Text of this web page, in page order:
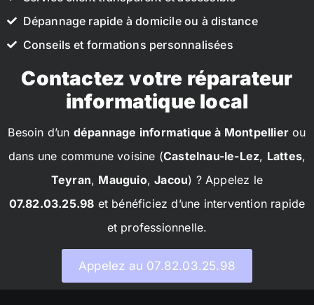
Dépannage rapide à domicile ou à distance
Conseils et formations personnalisées
Contactez votre réparateur
informatique local
Besoin d’un dépannage informatique à Montpellier ou
dans une commune voisine (Castelnau-le-Lez, Lattes,
Teyran, Mauguio,Jacou) ? Appelez le
07.82.03.25.98 et bénéficiez d’une intervention rapide
et professionnelle.
Appelez au 07.82.03.25.98